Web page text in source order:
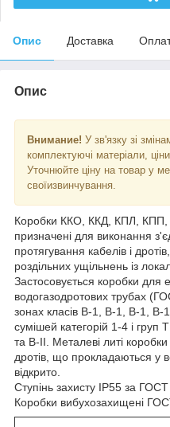
Опис Доставка
Опис
Внимание! У зв'язку зі
комплектуючі матеріали,
Уточнюйте ціну на товар у
своїизвинчування.
Коробки ККО, ККД, КПЛ,
призначені для виконання
протягування кабелів і
роздільних ущільнень із
Застосовується коробки для
водогазодротових трубах
зонах класів В-1, В-1, В-1, В-
сумішей категорій 1-4 і груп
та В-II. Металеві литі
дротів, що прокладаються у
відкрито.
Ступінь захисту IP55 за
Коробки вибухозахищені